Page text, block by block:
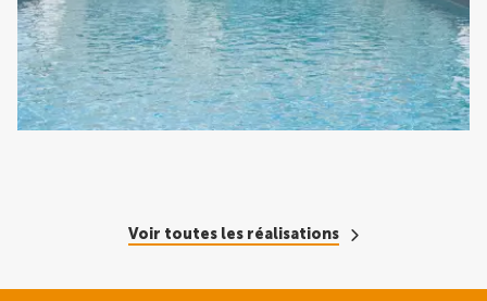
Voir toutes les réalisations